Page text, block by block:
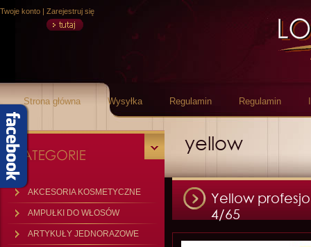
Twoje konto | Zarejestruj się
Strona główna Wysyłka Regulamin Regulamin
AKCESORIA KOSMETYCZNE
AMPUŁKI DO WŁOSÓW
ARTYKUŁY JEDNORAZOWE
yellow
Yellow
4/65